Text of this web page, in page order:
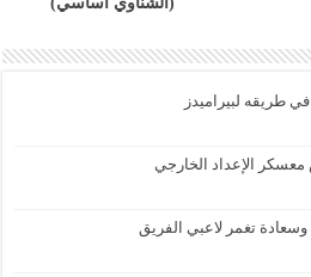
الإعداد الخارجي
تغمر لاعبي الفريق